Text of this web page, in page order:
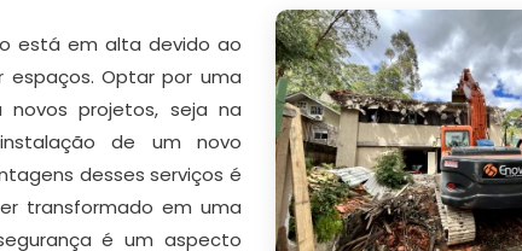
está em alta devido ao
espaços. Optar por uma
projetos, seja na
de um novo
desses serviços é
transformado em uma
é um aspecto